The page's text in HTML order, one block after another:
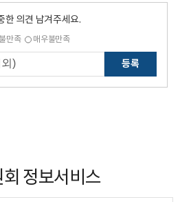
한 의견 남겨주세요.
불만족 매우불만족
등록
정보서비스